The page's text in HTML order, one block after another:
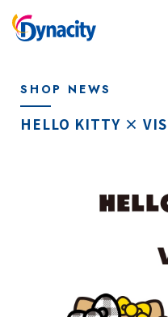
SHOP NEWS
HELLO KITTY × VIS